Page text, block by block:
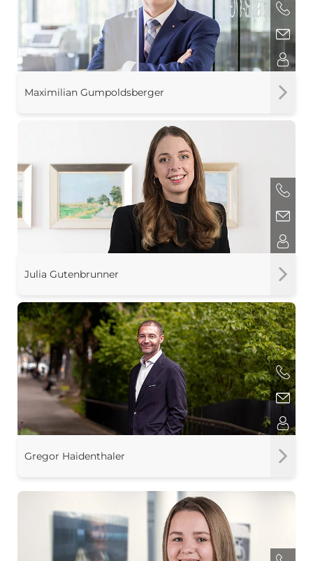
Maximilian Gumpoldsberger
Julia Gutenbrunner
Gregor Haidenthaler